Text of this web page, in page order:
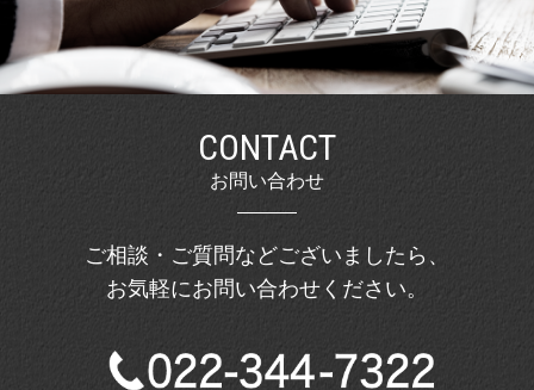
お問い合わせ
CONTACT
ご相談・ご質問などございましたら、
お気軽にお問い合わせください。